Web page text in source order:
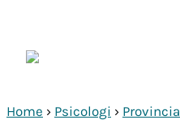
contenuto
Home › Psicologi ›